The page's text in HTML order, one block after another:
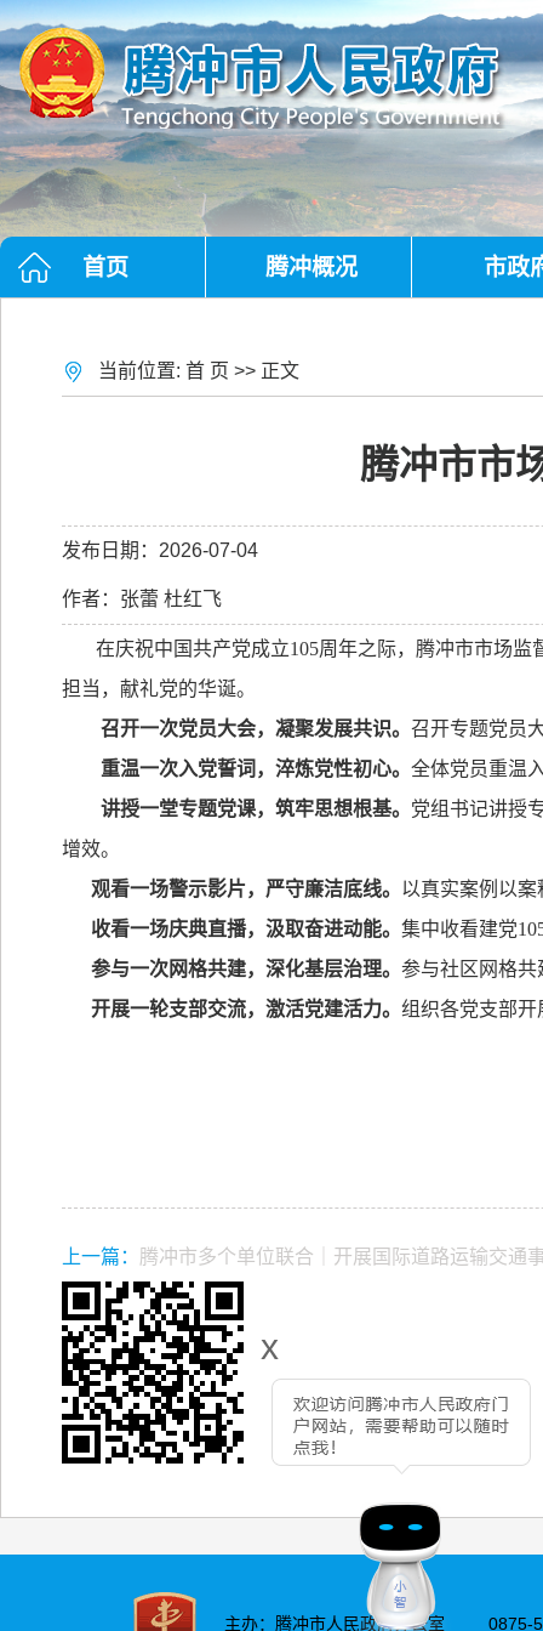
x
首页 腾冲概况 市政
当前位置: 首 页 >> 正文
腾冲市市
发布日期：2026-07-04
作者：张蕾 杜红飞
在庆祝中国共产党成立105周年之际，腾冲市市场监
担当，献礼党的华诞。
召开一次党员大会，凝聚发展共识。 召开专题党员
重温一次入党誓词，淬炼党性初心。 全体党员重温
讲授一堂专题党课，筑牢思想根基。 党组书记讲授
增效。
观看一场警示影片，严守廉洁底线。 以真实案例以
收看一场庆典直播，汲取奋进动能。 集中收看建党
参与一次网格共建，深化基层治理。 参与社区网格
开展一轮支部交流，激活党建活力。 组织各党支部
上一篇： 腾冲市多个单位联合｜开展国际道路运输交通